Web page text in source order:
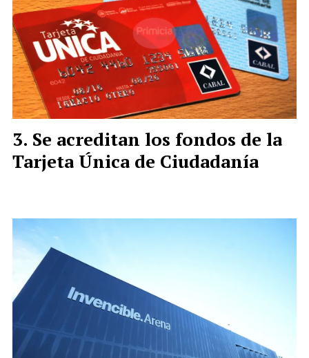
Se acreditan los fondos de la
Tarjeta Única de Ciudadanía